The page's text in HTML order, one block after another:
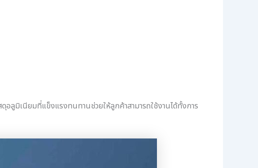
อลูมิเนียมที่แข็งแรงทนทานช่วยให้ลูกค้าสามารถใช้งานได้ทั้งการ